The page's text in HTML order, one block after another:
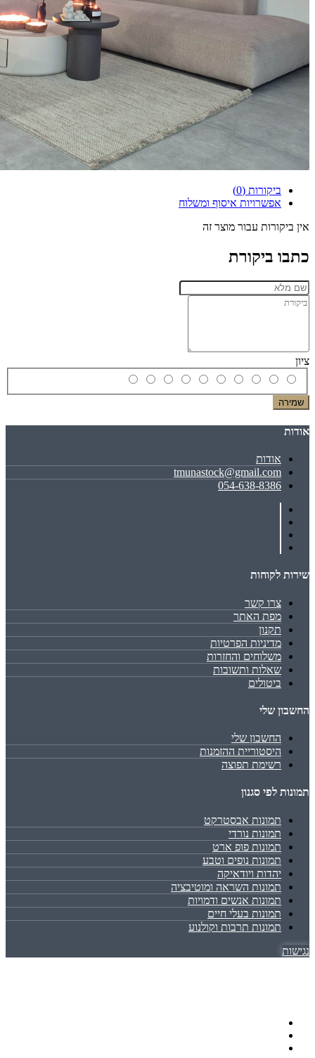
ביקורות (0)
אפשרויות איסוף ומשלוח
אין ביקורות עבור מוצר זה
כתבו ביקורת
ציון
שמירה
אודות
אודות
tmunastock@gmail.com
054-638-8386
שירות לקוחות
צרו קשר
מפת האתר
תקנון
מדיניות הפרטיות
משלוחים והחזרות
שאלות ותשובות
ביטולים
החשבון שלי
החשבון שלי
היסטוריית ההזמנות
רשימת תפוצה
תמונות לפי סגנון
תמונות אבסטרקט
תמונות נורדי
תמונות פופ ארט
תמונות נופים וטבע
יהדות ויודאיקה
תמונות השראה ומוטיבציה
תמונות אנשים ודמויות
תמונות בעלי חיים
תמונות תרבות וקולנוע
נגישות